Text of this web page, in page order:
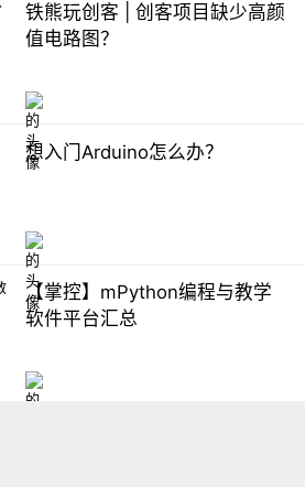
铁熊玩创客 | 创客项目缺少高颜
值电路图？
想入门Arduino怎么办？
【掌控】mPython编程与教学
软件平台汇总